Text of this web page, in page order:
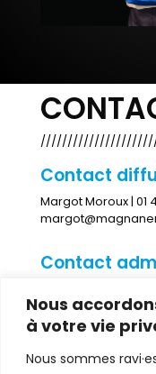
Nous
à votre vie
Nous sommes
Contact
Margot Moroux | 01
Contact
Contact
Dorothée Duplan |